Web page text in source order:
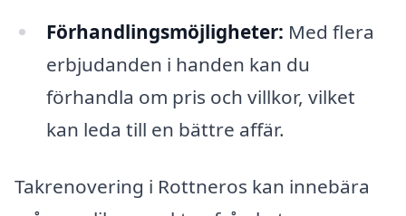
Förhandlingsmöjligheter: Med flera
erbjudanden i handen kan du
förhandla om pris och villkor, vilket
kan leda till en bättre affär.
Takrenovering i Rottneros kan innebära